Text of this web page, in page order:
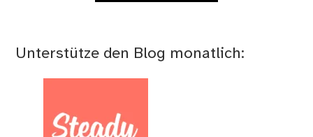
Unterstütze den Blog monatlich: